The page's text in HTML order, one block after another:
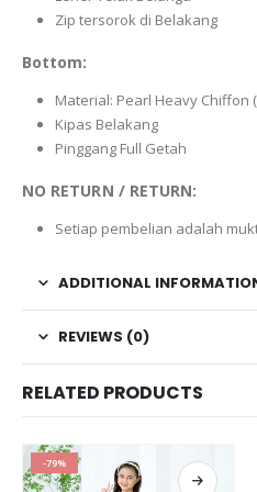
Zip tersorok di Belakang
Bottom:
Material: Pearl Heavy Chiffon
Kipas Belakang
Pinggang Full Getah
NO RETURN / RETURN:
Setiap pembelian adalah
ADDITIONAL
REVIEWS (0)
RELATED PRODUCTS
-80%